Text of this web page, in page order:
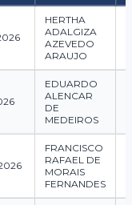
GESTOR
HERTHA
ADALGIZA
AZEVEDO
ARAUJO
EDUARDO
ALENCAR
DE
MEDEIROS
FRANCISCO
RAFAEL DE
MORAIS
FERNANDES